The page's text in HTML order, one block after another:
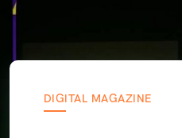
DIGITAL MAGAZINE